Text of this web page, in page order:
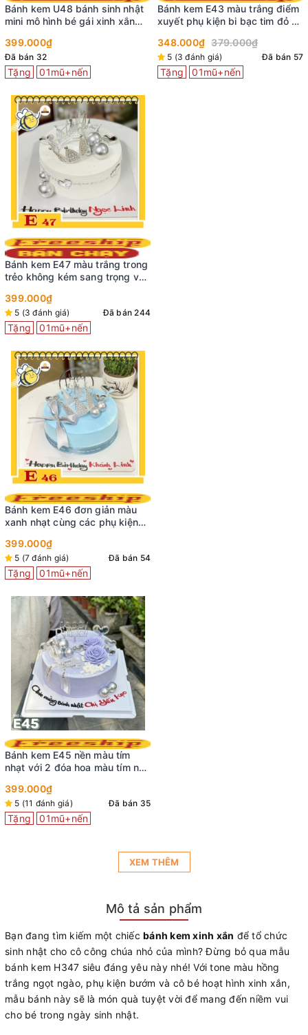
Bánh kem U48 bánh sinh nhật
mini mô hình bé gái xinh xắn
399.000₫
Đã bán 32
Tặng 01mũ+nến
Bánh kem E47 màu trắng trong
trẻo không kém sang trọng với
399.000₫
5 (3 đánh giá) Đã bán 244
Tặng 01mũ+nến
Bánh kem E46 đơn giản màu
xanh nhạt cùng các phụ kiện
kiêu sa
399.000₫
5 (7 đánh giá) Đã bán 54
Tặng 01mũ+nến
Bánh kem E45 nền màu tím
nhạt với 2 đóa hoa màu tím nở
399.000₫
5 (11 đánh giá) Đã bán 35
Tặng 01mũ+nến
Bánh kem E43 màu trắng điểm
xuyết phụ kiện bi bạc tim đỏ và
348.000₫ 379.000₫
5 (3 đánh giá) Đã bán 57
Tặng 01mũ+nến
XEM THÊM
Mô tả sản phẩm
Bạn đang tìm kiếm một chiếc bánh kem xinh xắn để tổ chức
sinh nhật cho cô công chúa nhỏ của mình? Đừng bỏ qua mẫu
bánh kem H347 siêu đáng yêu này nhé! Với tone màu hồng
trắng ngọt ngào, phụ kiện bướm và cô bé hoạt hình xinh xắn,
mẫu bánh này sẽ là món quà tuyệt vời để mang đến niềm vui
cho bé trong ngày sinh nhật.